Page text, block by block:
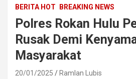
BERITA HOT BREAKING NEWS
Polres Rokan Hulu
Rusak Demi
Masyarakat
20/01/2025 Ramlan Lubis